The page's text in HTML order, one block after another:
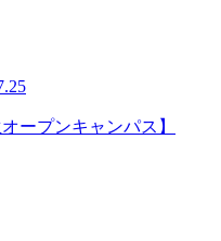
ープンキャンパス】